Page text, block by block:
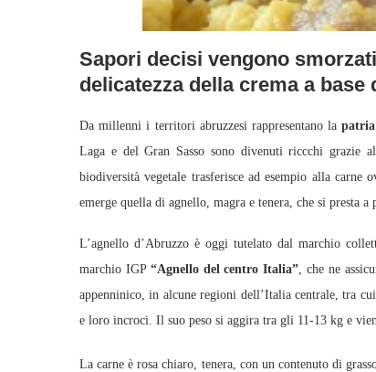
Sapori decisi vengono
delicatezza della crema a base
Da millenni i territori abruzzesi rappresentano la patria
Laga e del Gran Sasso sono divenuti riccchi grazie
biodiversità vegetale trasferisce ad esempio alla
emerge quella di agnello, magra e tenera, che si presta
L’agnello d’Abruzzo è oggi tutelato dal marchio
marchio IGP “Agnello del centro Italia”, che ne
appenninico, in alcune regioni dell’Italia centrale, tra
e loro incroci. Il suo peso si aggira tra gli 11-13 kg e
La carne è rosa chiaro, tenera, con un contenuto di